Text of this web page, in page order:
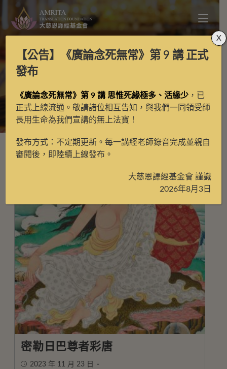
> 密勒日巴
密勒日巴尊者彩唐
2023 年 11 月 23 日
【公告】 《廣論念死無常》第 9 講正式
發布
《廣論念死無常》第 9 講 思惟死緣極多、活緣少 ，已
正式上線流通。敬請諸位相互告知，與我們一同領受師
長用生命為我們宣講的無上法寶！
發布方式：不定期更新。每一講經老師錄音完成並親自
審閱後，即陸續上線發布。
大慈恩譯經基金會 謹識
2026年8月3日
X